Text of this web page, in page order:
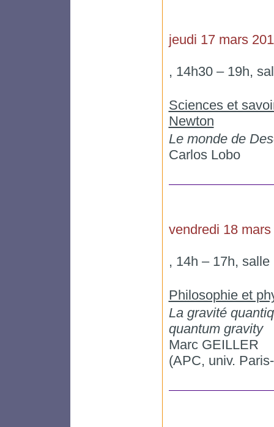
jeudi 17 mars
, 14h30 – 19h,
Sciences et
Newton
Le monde de
Carlos Lobo
vendredi 18 mars
, 14h – 17h,
Philosophie et
La gravité
quantum gravity
Marc GEILLER
(APC, univ.